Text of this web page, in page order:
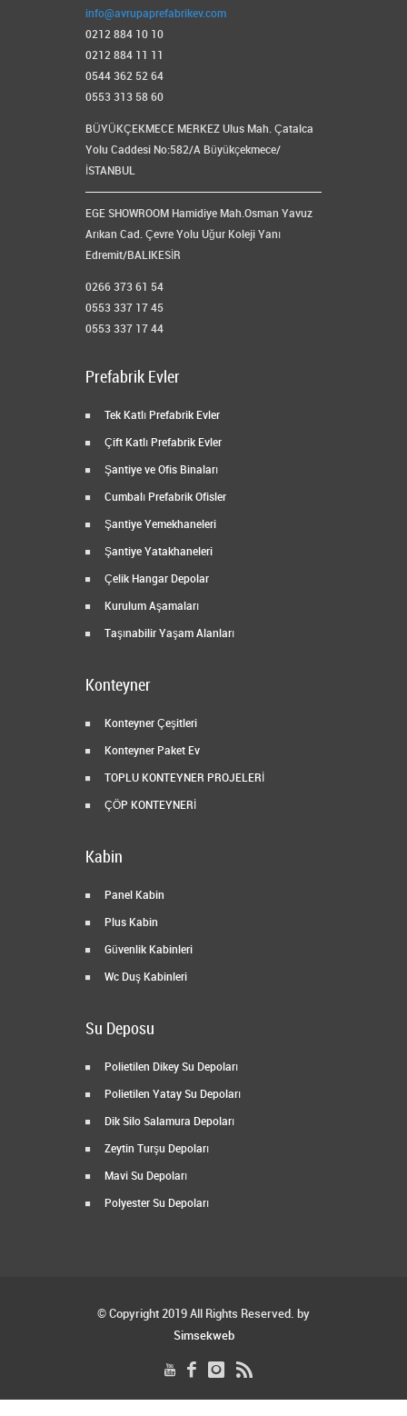
info@avrupaprefabrikev.com
0212 884 10 10
0212 884 11 11
0544 362 52 64
0553 313 58 60
BÜYÜKÇEKMECE MERKEZ Ulus Mah. Çatalca
Yolu Caddesi No:582/A Büyükçekmece/
İSTANBUL
EGE SHOWROOM Hamidiye Mah.Osman Yavuz
Arıkan Cad. Çevre Yolu Uğur Koleji Yanı
Edremit/BALIKESİR
0266 373 61 54
0553 337 17 45
0553 337 17 44
Prefabrik Evler
Tek Katlı Prefabrik Evler
Çift Katlı Prefabrik Evler
Şantiye ve Ofis Binaları
Cumbalı Prefabrik Ofisler
Şantiye Yemekhaneleri
Şantiye Yatakhaneleri
Çelik Hangar Depolar
Kurulum Aşamaları
Taşınabilir Yaşam Alanları
Konteyner
Konteyner Çeşitleri
Konteyner Paket Ev
TOPLU KONTEYNER PROJELERİ
ÇÖP KONTEYNERİ
Kabin
Panel Kabin
Plus Kabin
Güvenlik Kabinleri
Wc Duş Kabinleri
Su Deposu
Polietilen Dikey Su Depoları
Polietilen Yatay Su Depoları
Dik Silo Salamura Depoları
Zeytin Turşu Depoları
Mavi Su Depoları
Polyester Su Depoları
© Copyright 2019 All Rights Reserved. by
Simsekweb